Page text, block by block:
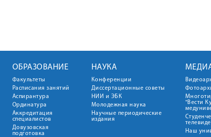
ОБРАЗОВАНИЕ
Факультеты
Расписания занятий
Аспирантура
Ординатура
Аккредитация
специалистов
Довузовская
подготовка
НАУКА
Конференции
Диссертационные советы
НИИ и ЭБК
Молодежная наука
Научные периодические
издания
"Вести
Наш